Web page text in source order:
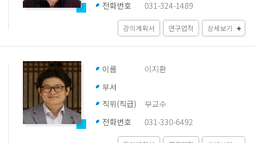
전화번호
031-324-1489
강의계획서 연구업적 상세보기
이름
이지환
부서
직위(직급)
부교수
전화번호
031-330-6492